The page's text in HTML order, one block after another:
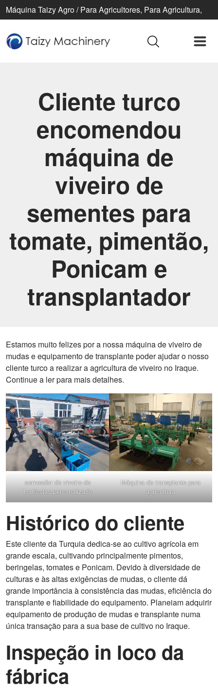
Máquina Taizy Agro / Para Agricultores, Para Agricultura,
Cliente turco
encomendou
máquina de
viveiro de
sementes para
tomate, pimentão,
Ponicam e
transplantador
Estamos muito felizes por a nossa máquina de viveiro de
mudas e equipamento de transplante poder ajudar o nosso
cliente turco a realizar a agricultura de viveiro no Iraque.
Continue a ler para mais detalhes.
semeador de viveiro de
hortícolas personalizado
Máquina de transplante para
agricultura
Histórico do cliente
Este cliente da Turquia dedica-se ao cultivo agrícola em
grande escala, cultivando principalmente pimentos,
beringelas, tomates e Ponicam. Devido à diversidade de
culturas e às altas exigências de mudas, o cliente dá
grande importância à consistência das mudas, eficiência do
transplante e fiabilidade do equipamento. Planeiam adquirir
equipamento de produção de mudas e transplante numa
única transação para a sua base de cultivo no Iraque.
Inspeção in loco da
fábrica